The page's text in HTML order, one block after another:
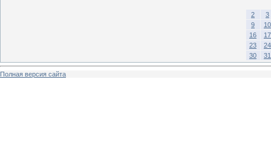
2
3
9
10
16
17
23
24
30
31
Полная версия сайта